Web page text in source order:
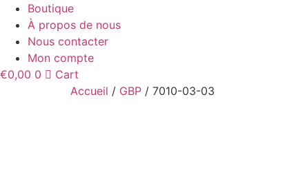
Boutique
À propos de nous
Nous contacter
Mon compte
€0,00 0
Cart
Accueil / GBP / 7010-03-03